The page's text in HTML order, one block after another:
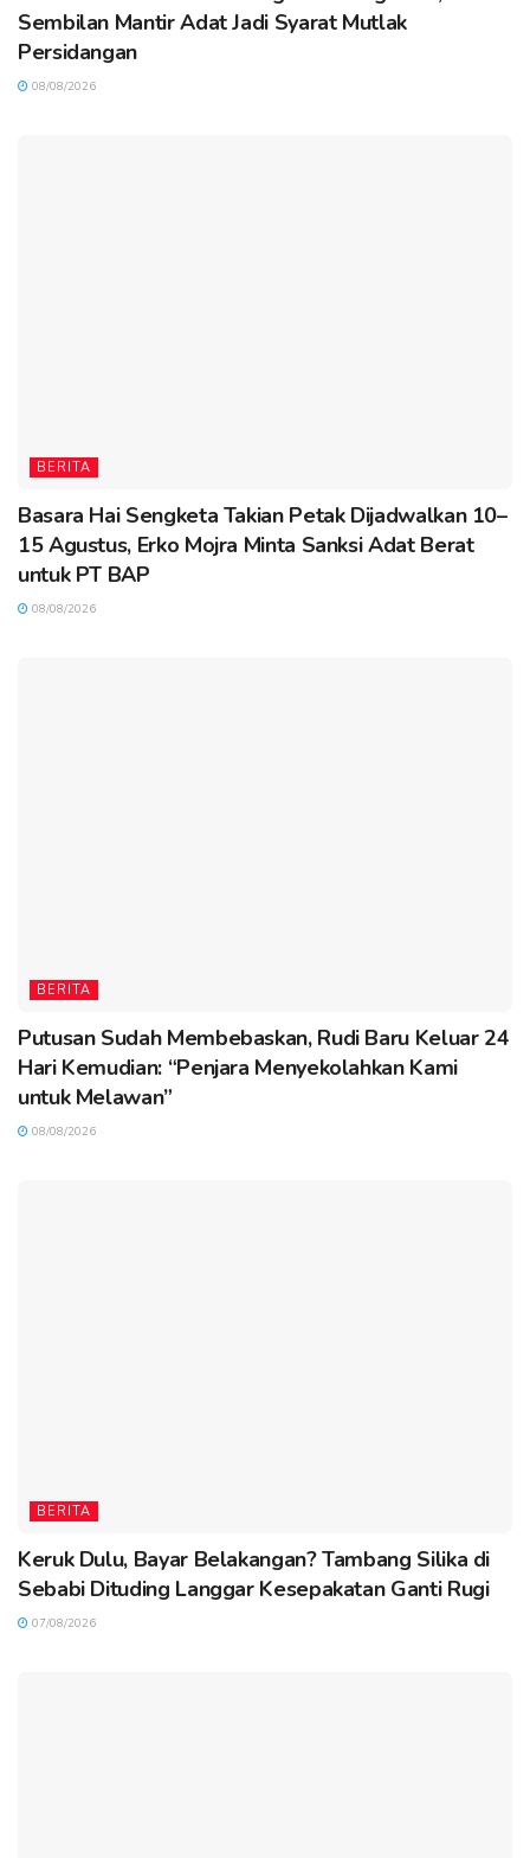
Sembilan Mantir Adat Jadi Syarat Mutlak
Persidangan
08/08/2026
BERITA
Basara Hai Sengketa Takian Petak Dijadwalkan 10–
15 Agustus, Erko Mojra Minta Sanksi Adat Berat
untuk PT BAP
08/08/2026
BERITA
Putusan Sudah Membebaskan, Rudi Baru Keluar 24
Hari Kemudian: “Penjara Menyekolahkan Kami
untuk Melawan”
08/08/2026
BERITA
Keruk Dulu, Bayar Belakangan? Tambang Silika di
Sebabi Dituding Langgar Kesepakatan Ganti Rugi
07/08/2026